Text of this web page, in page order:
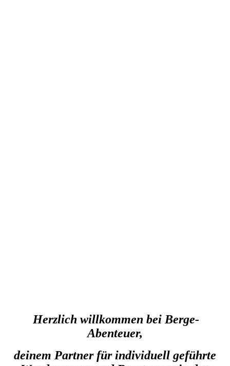
Herzlich willkommen bei Berge-
Abenteuer,
deinem Partner für individuell geführte